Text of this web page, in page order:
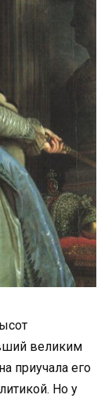
великим
приучала его
Но у